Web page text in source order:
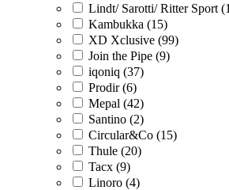
Lindt/ Sarotti/ Ritter Sport
Kambukka (15)
XD Xclusive (99)
Join the Pipe (9)
iqoniq (37)
Prodir (6)
Mepal (42)
Santino (2)
Circular&Co (15)
Thule (20)
Tacx (9)
Linoro (4)